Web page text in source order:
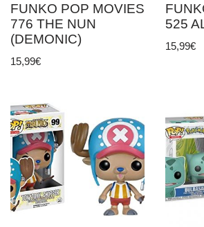
FUNKO POP MOVIES
776 THE NUN
(DEMONIC)
15,99€
525
15,99€